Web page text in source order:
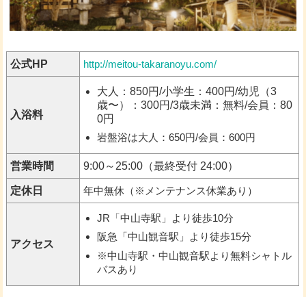
公式HP http://meitou-takaranoyu.com/
入浴料
大人：850円/小学生：400円/幼児（3
歳〜）：300円/3歳未満：無料/会員：80
0円
岩盤浴は大人：650円/会員：600円
営業時間 9:00～25:00（最終受付 24:00）
定休日 年中無休（※メンテナンス休業あり）
アクセス
JR「中山寺駅」より徒歩10分
阪急「中山観音駅」より徒歩15分
※中山寺駅・中山観音駅より無料シャトル
バスあり